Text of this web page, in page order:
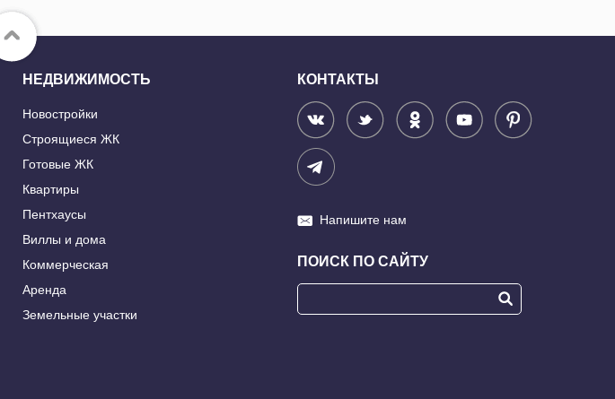
НЕДВИЖИМОСТЬ
Новостройки
Строящиеся ЖК
Готовые ЖК
Квартиры
Пентхаусы
Виллы и дома
Коммерческая
Аренда
Земельные участки
КОНТАКТЫ
Напишите нам
ПОИСК ПО САЙТУ